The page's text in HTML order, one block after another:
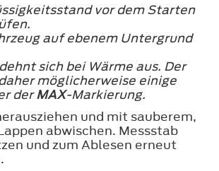
vor dem Starten
auf ebenem Untergrund
sich bei Wärme aus. Der
möglicherweise einige
derMAX-Markierung.
und mit sauberem,
abwischen. Messstab
und zum Ablesen erneut